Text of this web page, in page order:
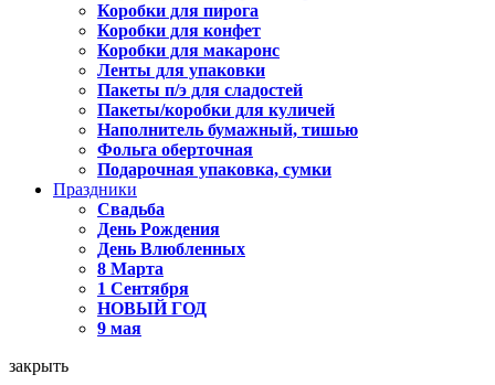
Коробки для пирога
Коробки для конфет
Коробки для макаронс
Ленты для упаковки
Пакеты п/э для сладостей
Пакеты/коробки для куличей
Наполнитель бумажный, тишью
Фольга оберточная
Подарочная упаковка, сумки
Праздники
Свадьба
День Рождения
День Влюбленных
8 Марта
1 Сентября
НОВЫЙ ГОД
9 мая
закрыть